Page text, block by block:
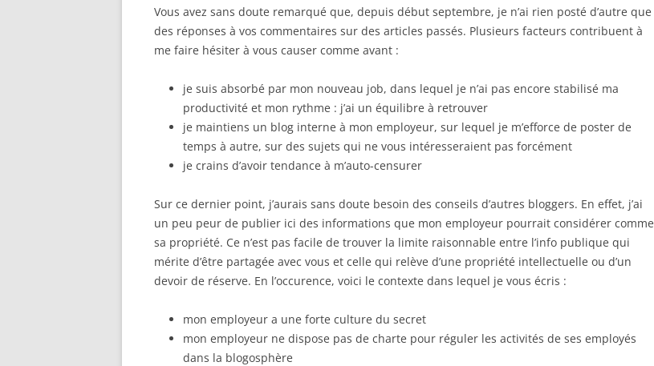
Vous avez sans doute remarqué que, depuis début septembre, je n’ai rien posté d’autre que
des réponses à vos commentaires sur des articles passés. Plusieurs facteurs contribuent à
me faire hésiter à vous causer comme avant :
je suis absorbé par mon nouveau job, dans lequel je n’ai pas encore stabilisé ma
productivité et mon rythme : j’ai un équilibre à retrouver
je maintiens un blog interne à mon employeur, sur lequel je m’efforce de poster de
temps à autre, sur des sujets qui ne vous intéresseraient pas forcément
je crains d’avoir tendance à m’auto-censurer
Sur ce dernier point, j’aurais sans doute besoin des conseils d’autres bloggers. En effet, j’ai
un peu peur de publier ici des informations que mon employeur pourrait considérer comme
sa propriété. Ce n’est pas facile de trouver la limite raisonnable entre l’info publique qui
mérite d’être partagée avec vous et celle qui relève d’une propriété intellectuelle ou d’un
devoir de réserve. En l’occurence, voici le contexte dans lequel je vous écris :
mon employeur a une forte culture du secret
mon employeur ne dispose pas de charte pour réguler les activités de ses employés
dans la blogosphère